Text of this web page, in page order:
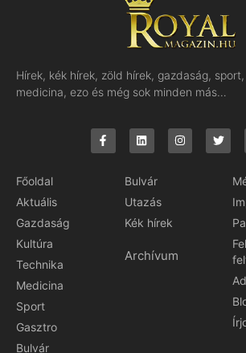
Hírek, kék hírek, zöld hírek, gazdaság,
medicina, ezo és még sok minden más…
Főoldal
Aktuális
Gazdaság
Kultúra
Technika
Medicina
Sport
Gasztro
Bulvár
Bulvár
Utazás
Kék hírek
Archívum